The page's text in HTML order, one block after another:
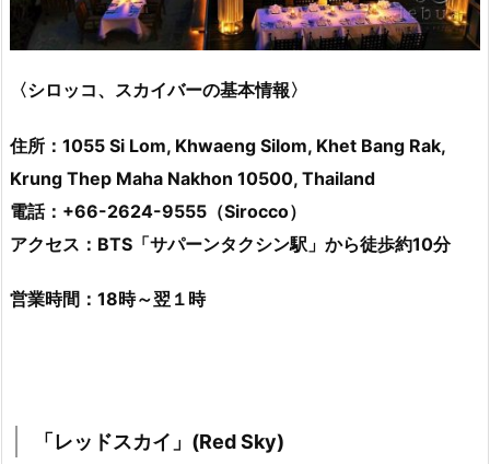
〈シロッコ、スカイバーの基本情報〉
住所：1055 Si Lom, Khwaeng Silom, Khet Bang Rak,
Krung Thep Maha Nakhon 10500, Thailand
電話：+66-2624-9555（Sirocco）
アクセス：BTS「サパーンタクシン駅」から徒歩約10分
営業時間：18時～翌１時
「レッドスカイ」(Red Sky)